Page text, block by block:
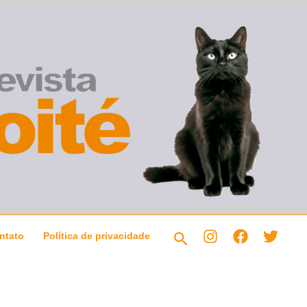
Política de privacidade Pesquisar